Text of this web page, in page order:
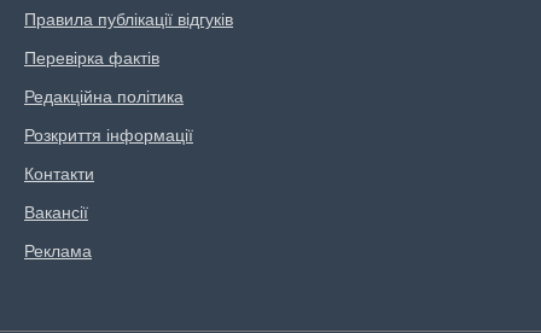
Правила публікації відгуків
Перевірка фактів
Редакційна політика
Розкриття інформації
Контакти
Вакансії
Реклама